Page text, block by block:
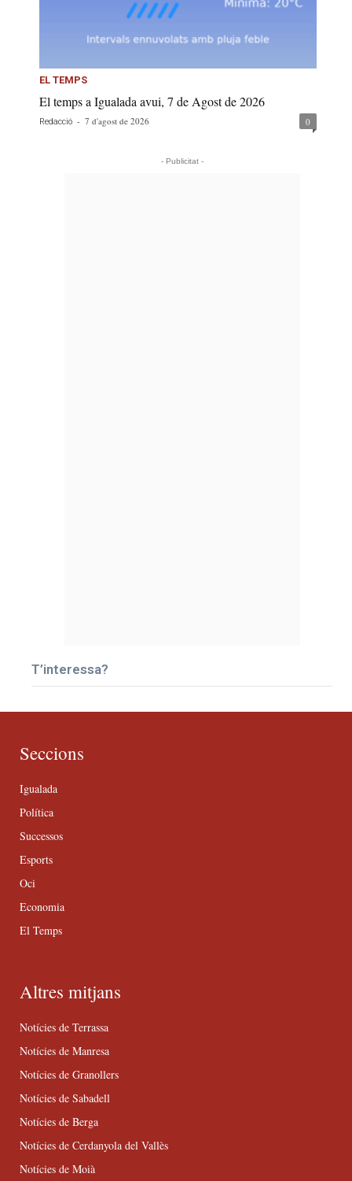
EL TEMPS
El temps a Igualada avui, 7 de Agost de 2026
Redacció - 7 d'agost de 2026 0
- Publicitat -
T’interessa?
Seccions
Igualada
Política
Successos
Esports
Oci
Economia
El Temps
Altres mitjans
Notícies de Terrassa
Notícies de Manresa
Notícies de Granollers
Notícies de Sabadell
Notícies de Berga
Notícies de Cerdanyola del Vallès
Notícies de Moià